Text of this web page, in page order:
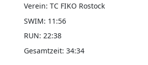
TC FIKO Rostock
11:56
22:38
34:34